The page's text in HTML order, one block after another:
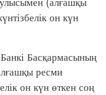
он күн
Басқармасының
ресми
он күн өткен соң